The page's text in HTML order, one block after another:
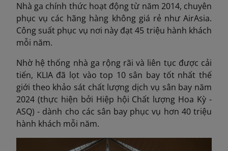
Nhà ga chính thức hoạt động từ năm 2014, chuyên
phục vụ các hãng hàng không giá rẻ như AirAsia.
Công suất phục vụ nơi này đạt 45 triệu hành khách
mỗi năm.
Nhờ hệ thống nhà ga rộng rãi và liên tục được cải
tiến, KLIA đã lọt vào top 10 sân bay tốt nhất thế
giới theo khảo sát chất lượng dịch vụ sân bay năm
2024 (thực hiện bởi Hiệp hội Chất lượng Hoa Kỳ -
ASQ) - dành cho các sân bay phục vụ hơn 40 triệu
hành khách mỗi năm.